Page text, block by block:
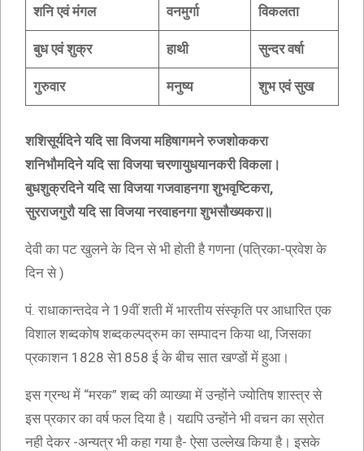
शनि एवं मंगल वनमुर्गा विकलता
बुध एवं शुक्र हाथी सुन्दर वर्षा
गुरुवार मनुष्य शुभ एवं सुख
शशिसूर्यदिने यदि सा विजया महिषागमने रुजशोककरा
शनिभौमदिने यदि सा विजया चरणायुधयानकरी विकला।
बुधशुक्रदिने यदि सा विजया गजवाहनगा शुभवृष्टिकरा,
सुरराजगुरौ यदि सा विजया नरवाहनगा शुभसौख्यकरा॥
देवी का पट खुलने के दिन से भी होती है गणना (पत्रिका-प्रवेश के
दिन से )
पं. राधाकान्तदेव ने 19वीं शती में भारतीय संस्कृति पर आधारित एक
विशाल शब्दकोष शब्दकल्पद्रुम का सम्पादन किया था, जिसका
प्रकाशन 1828 से1858 ई के बीच सात खण्डों में हुआ।
इस ग्रन्थ में “मरक” शब्द की व्याख्या में उन्होंने ज्योतिष शास्त्र से
इस प्रकार का वर्ष फल दिया है। यद्यपि उन्होंने भी वचन का स्रोत
नही देकर -अन्यत्र भी कहा गया है- ऐसा उल्लेख किया है। इसके